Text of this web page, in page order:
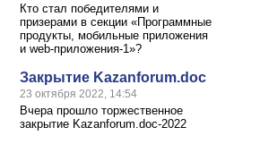
Кто стал победителями и
призерами в секции «Программные
продукты, мобильные приложения
и web-приложения-1»?
Закрытие Kazanforum.doc
23 октября 2022, 14:54
Вчера прошло торжественное
закрытие Kazanforum.doc-2022